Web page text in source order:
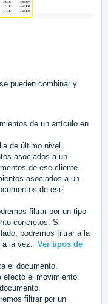
pueden combinar y
de un artículo en
de último nivel.
asociados a un
de ese cliente.
asociados a un
de ese
filtrar por un tipo
concretos. Si
podremos filtrar a la
a la vez. Ver tipos de
el documento.
efecto el movimiento.
filtrar por un